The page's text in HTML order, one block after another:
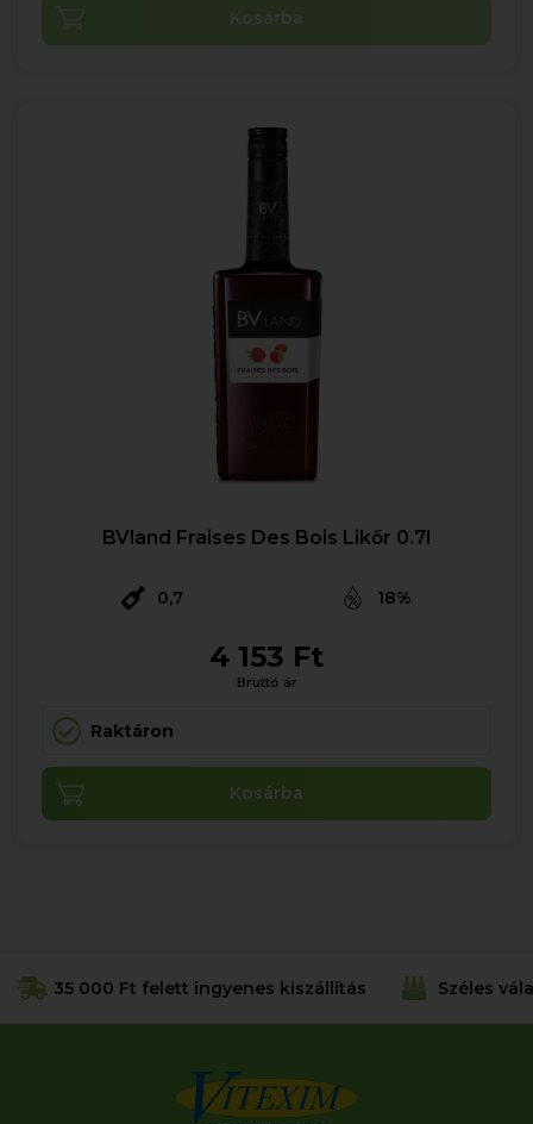
Kosárba
BVland Fraises Des Bois Likőr 0.7l
0,7 18%
4 153 Ft
Bruttó ár
Raktáron
Kosárba
35 000 Ft felett ingyenes kiszállítás Széles